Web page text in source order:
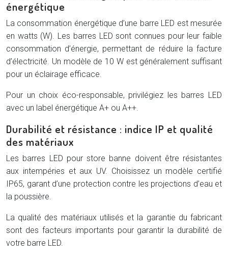
énergétique
La consommation énergétique d’une barre LED est mesurée
en watts (W). Les barres LED sont connues pour leur faible
consommation d’énergie, permettant de réduire la facture
d’électricité. Un modèle de 10 W est généralement suffisant
pour un éclairage efficace.
Pour un choix éco-responsable, privilégiez les barres LED
avec un label énergétique A+ ou A++.
Durabilité et résistance : indice IP et qualité
des matériaux
Les barres LED pour store banne doivent être résistantes
aux intempéries et aux UV. Choisissez un modèle certifié
IP65, garant d’une protection contre les projections d’eau et
la poussière.
La qualité des matériaux utilisés et la garantie du fabricant
sont des facteurs importants pour garantir la durabilité de
votre barre LED.